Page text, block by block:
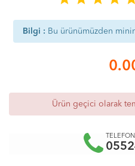
Bilgi : Bu ürünümüzden
Ürün geçici olarak